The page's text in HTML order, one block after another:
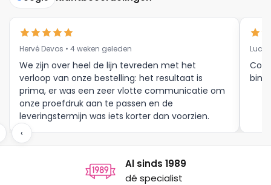
Hervé Devos • 4 weken geleden
We zijn over heel de lijn tevreden met het
verloop van onze bestelling: het resultaat is
prima, er was een zeer vlotte communicatie om
onze proefdruk aan te passen en de
leveringstermijn was iets korter dan voorzien.
Meer moet dat niet zijn.
Luc
‹
Al sinds 1989
dé specialist